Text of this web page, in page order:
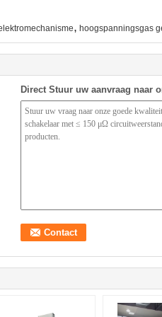
, hoogspanningsgas
Direct Stuur uw aanvraag naar